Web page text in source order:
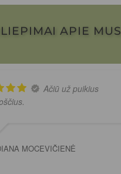
APIE MUS
Ačiū už puikius
MOCEVIČIENĖ